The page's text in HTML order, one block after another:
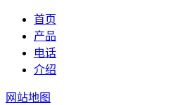
首页
产品
电话
介绍
网站地图